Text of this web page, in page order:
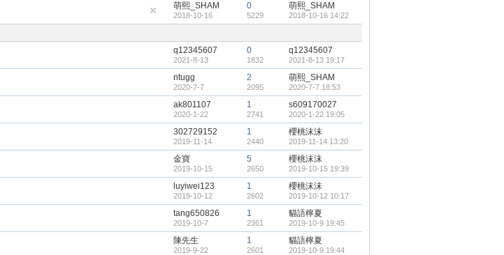
萌熙_SHAM
2018-10-16
0
5229
萌熙_SHAM
2018-10-16 14:22
q12345607
2021-8-13
0
1832
q12345607
2021-8-13 19:17
ntugg
2020-7-7
2
2095
萌熙_SHAM
2020-7-7 18:53
ak801107
2020-1-22
1
2741
s609170027
2020-1-22 19:05
302729152
2019-11-14
1
2440
櫻桃沫沫
2019-11-14 13:20
金寶
2019-10-15
5
2650
櫻桃沫沫
2019-10-15 19:39
luyiwei123
2019-10-12
1
2602
櫻桃沫沫
2019-10-12 10:17
tang650826
2019-10-7
1
2361
貓語檸夏
2019-10-9 19:45
陳先生
2019-9-22
1
2601
貓語檸夏
2019-10-9 19:44